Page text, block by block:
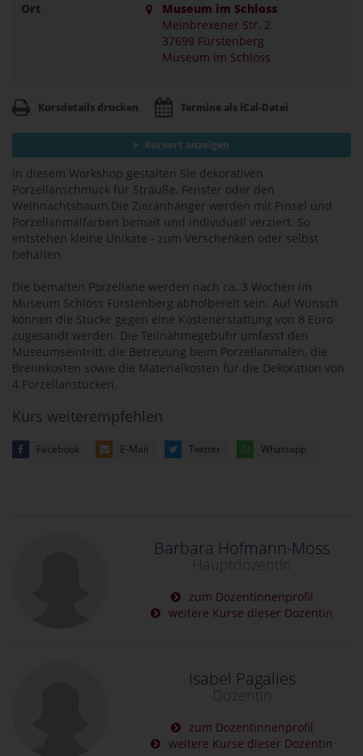
Ort
Museum im Schloss
Meinbrexener Str. 2
37699 Fürstenberg
Museum im Schloss
Kursdetails drucken Termine als iCal-Datei
Kursort anzeigen
In diesem Workshop gestalten Sie dekorativen
Porzellanschmuck für Sträuße, Fenster oder den
Weihnachtsbaum.Die Zieranhänger werden mit Pinsel und
Porzellanmalfarben bemalt und individuell verziert. So
entstehen kleine Unikate - zum Verschenken oder selbst
behalten.
Die bemalten Porzellane werden nach ca. 3 Wochen im
Museum Schloss Fürstenberg abholbereit sein. Auf Wunsch
können die Stücke gegen eine Kostenerstattung von 8 Euro
zugesandt werden. Die Teilnahmegebühr umfasst den
Museumseintritt, die Betreuung beim Porzellanmalen, die
Brennkosten sowie die Materialkosten für die Dekoration von
4 Porzellanstücken.
Kurs weiterempfehlen
Facebook E-Mail Twitter Whatsapp
Barbara Hofmann-Moss
Hauptdozentin
zum Dozentinnenprofil
weitere Kurse dieser Dozentin
Isabel Pagalies
Dozentin
zum Dozentinnenprofil
weitere Kurse dieser Dozentin